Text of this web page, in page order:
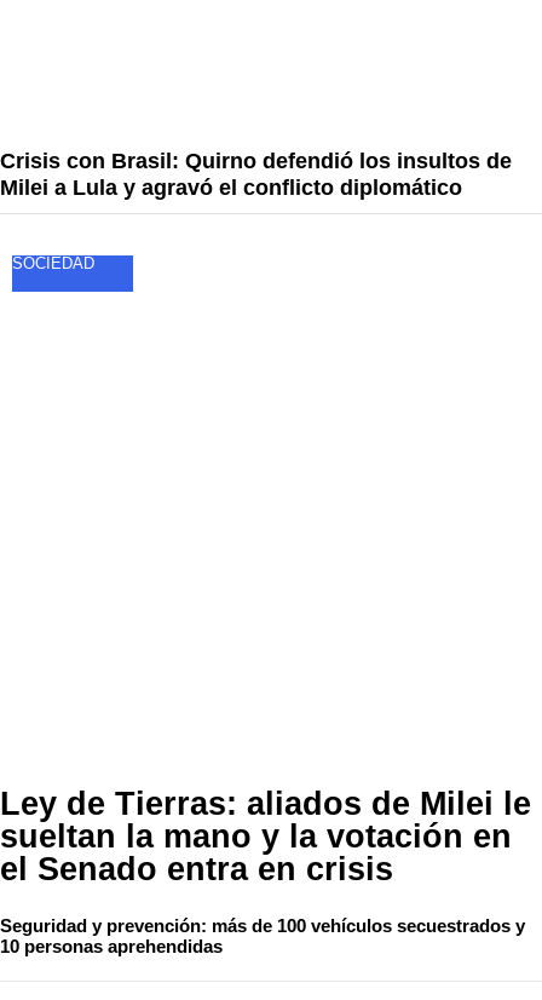
Crisis con Brasil: Quirno defendió los insultos de
Milei a Lula y agravó el conflicto diplomático
SOCIEDAD
Ley de Tierras: aliados de Milei le
sueltan la mano y la votación en
el Senado entra en crisis
Seguridad y prevención: más de 100 vehículos secuestrados y
10 personas aprehendidas